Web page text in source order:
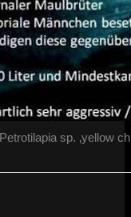
Petrotilapia sp. ‚yellow